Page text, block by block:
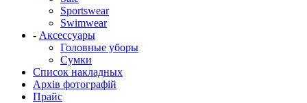
Sportswear
Swimwear
- Аксессуары
Головные уборы
Сумки
Список накладных
Архів фотографій
Прайс